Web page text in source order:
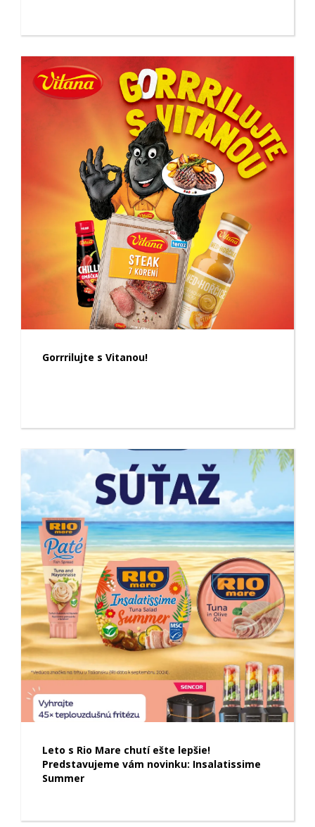
Gorrrilujte s Vitanou!
Leto s Rio Mare chutí ešte lepšie!
Predstavujeme vám novinku: Insalatissime
Summer